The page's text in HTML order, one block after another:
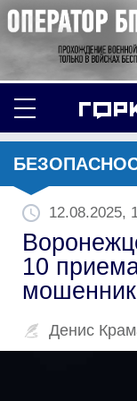
12.08.2025,
10
Денис